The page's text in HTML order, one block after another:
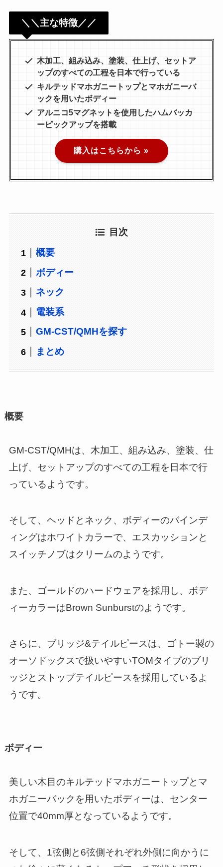
＼＼主な特徴／／
木加工、組み込み、塗装、仕上げ、セットア
ップのすべての工程を日本で行っている
キルテッドマホガニートップとマホガニーバ
ックを用いたボディー
アルニコ5マグネットを使用したハムバッカ
ーピックアップを搭載
購入はこちらから »
目次
概要
ボディー
ネック
電装系
GM-CST/QMHを探す
まとめ
概要
GM-CST/QMHは、木加工、組み込み、塗装、仕
上げ、セットアップのすべての工程を日本で行
っているようです。
そして、ヘッドとネック、ボディーのバインデ
ィングはホワイトカラーで、エスカッションと
スイッチノブはクリームのようです。
また、ゴールドのハードウェアを採用し、ボデ
ィーカラーはBrown Sunburstのようです。
さらに、ブリッジ&テイルピースは、ゴトー製の
オーソドックスで扱いやすいTOMタイプのブリ
ッジとストップテイルピースを採用しているよ
うです。
ボディー
美しい木目のキルテッドマホガニートップとマ
ホガニーバックを用いたボディーは、センター
位置で40mm厚となっているようです。
そして、1弦側と6弦側それぞれ外側に向かうに